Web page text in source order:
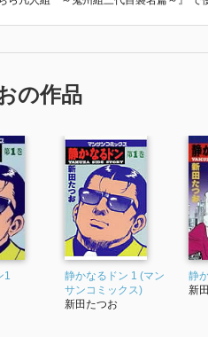
の作品
1
静かなるドン 1 (マン
サンコミックス)
新田たつお
静
新